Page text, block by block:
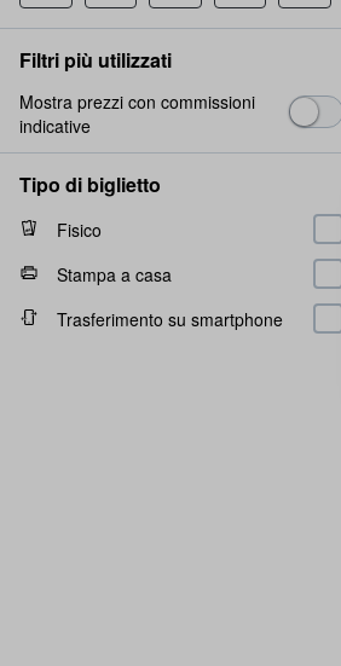
Filtri più utilizzati
Mostra prezzi con commissioni
indicative
Tipo di biglietto
Fisico
Stampa a casa
Trasferimento su smartphone